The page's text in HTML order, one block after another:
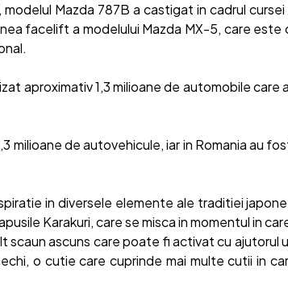
modelul Mazda 787B a castigat in cadrul
facelift a modelului Mazda MX-5, care este
aproximativ 1,3 milioane de automobile
milioane de autovehicule, iar in Romania au
in diversele elemente ale traditiei
Karakuri, care se misca in momentul in
scaun ascuns care poate fi activat cu ajutorul
o cutie care cuprinde mai multe cutii in